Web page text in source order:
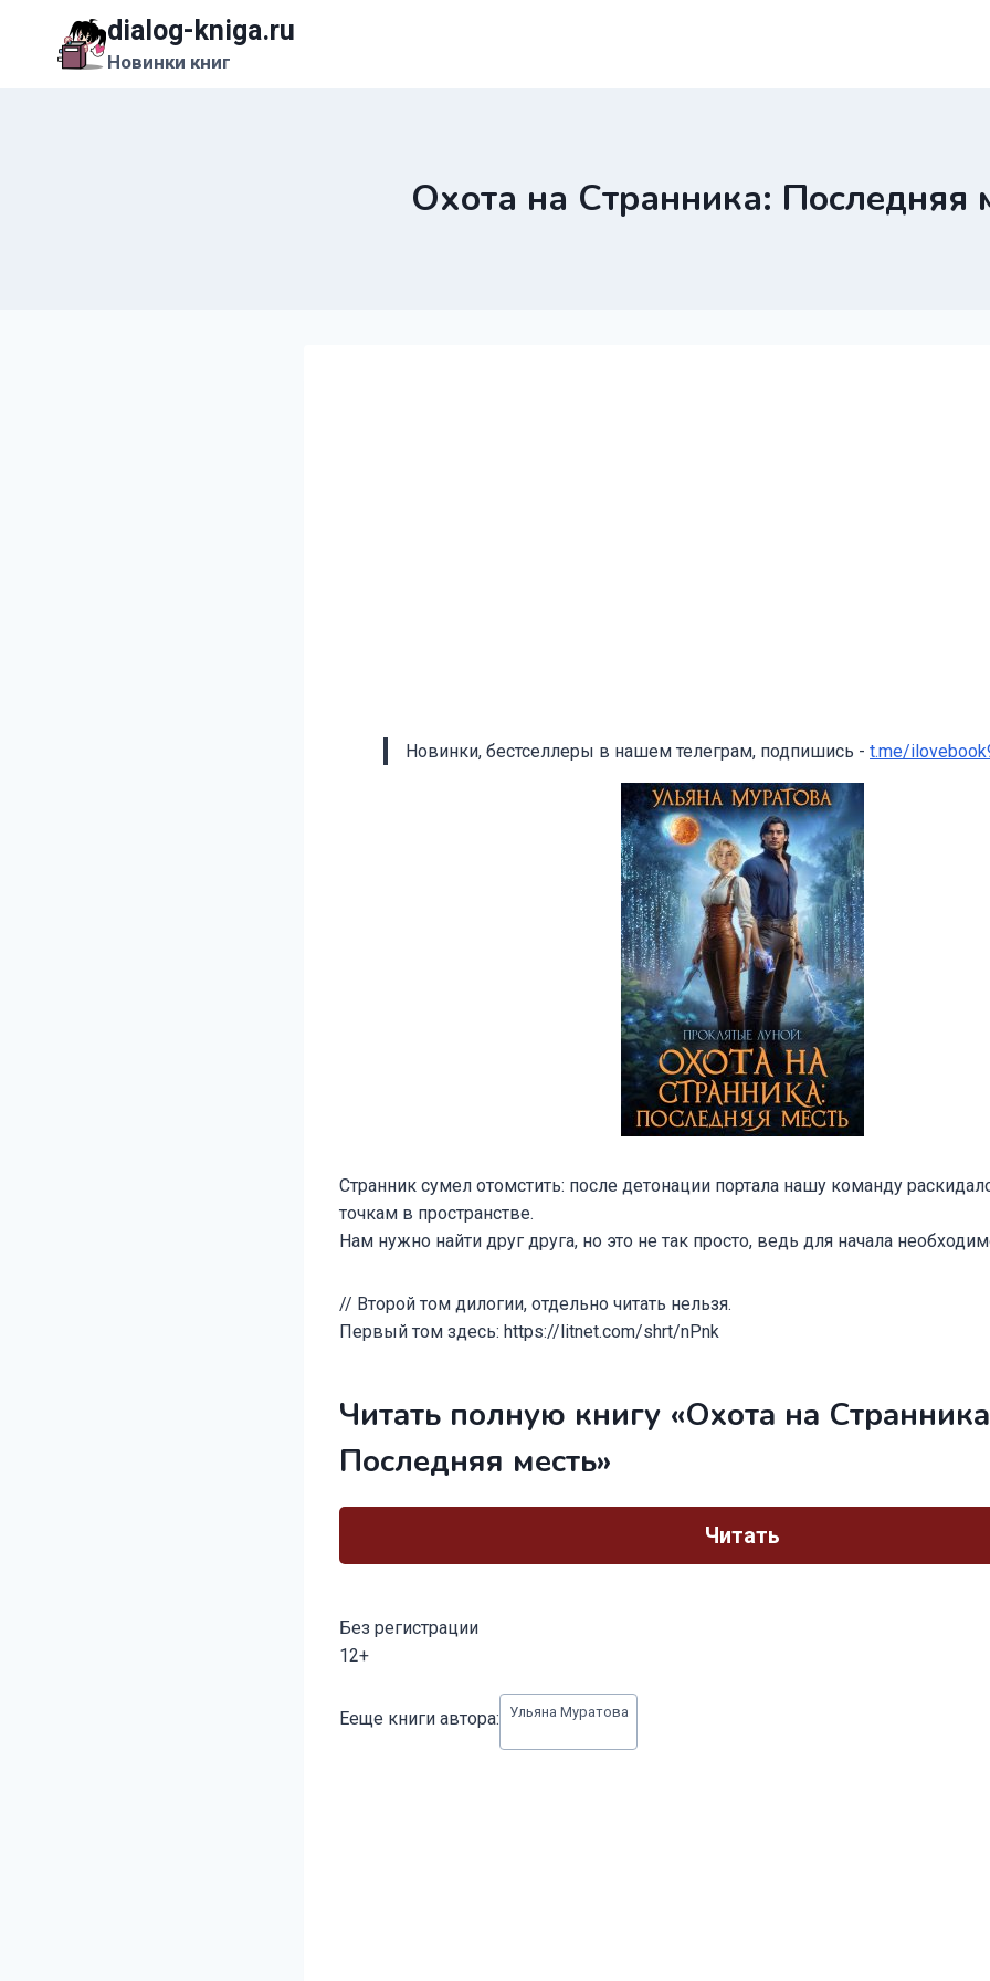
содержимому
dialog-kniga.ru
Новинки книг
Охота на Странника: Последняя
Новинки, бестселлеры в нашем телеграм, подпишись - t.me/
Странник сумел отомстить: после детонации портала нашу команду
точкам в пространстве.
Нам нужно найти друг друга, но это не так просто, ведь для начала
// Второй том дилогии, отдельно читать нельзя.
Первый том здесь: https://litnet.com/shrt/nPnk
Читать полную книгу «Охота на
Последняя месть»
Читать
Без регистрации
12+
записи:
Ееще книги автора: Ульяна Муратова